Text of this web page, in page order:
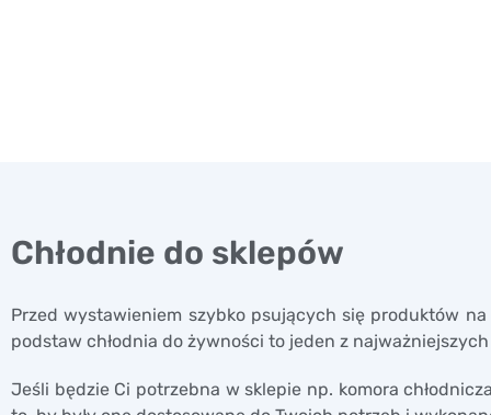
Chłodnie do sklepów
Przed wystawieniem szybko psujących się produktów
podstaw chłodnia do żywności to jeden z
Jeśli będzie Ci potrzebna w sklepie np. komora